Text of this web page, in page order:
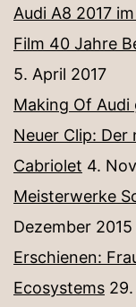
Audi A8 2017
Film 40 Jahre
5. April 2017
Making Of
Neuer Clip: Der
Cabriolet 4.
Meisterwerke
Dezember 2015
Erschienen:
Ecosystems